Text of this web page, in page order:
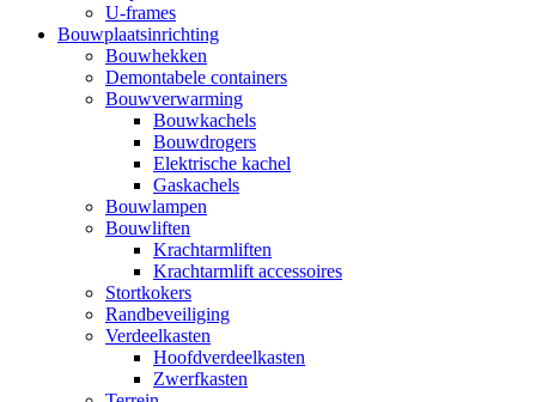
U-frames
Bouwplaatsinrichting
Bouwhekken
Demontabele containers
Bouwverwarming
Bouwkachels
Bouwdrogers
Elektrische kachel
Gaskachels
Bouwlampen
Bouwliften
Krachtarmliften
Krachtarmlift accessoires
Stortkokers
Randbeveiliging
Verdeelkasten
Hoofdverdeelkasten
Zwerfkasten